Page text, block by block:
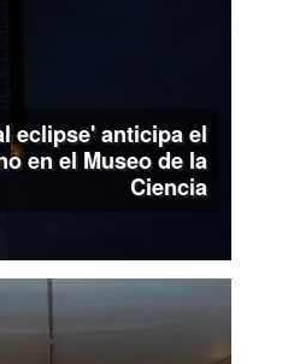
eclipse' anticipa el
en el Museo de la
Ciencia